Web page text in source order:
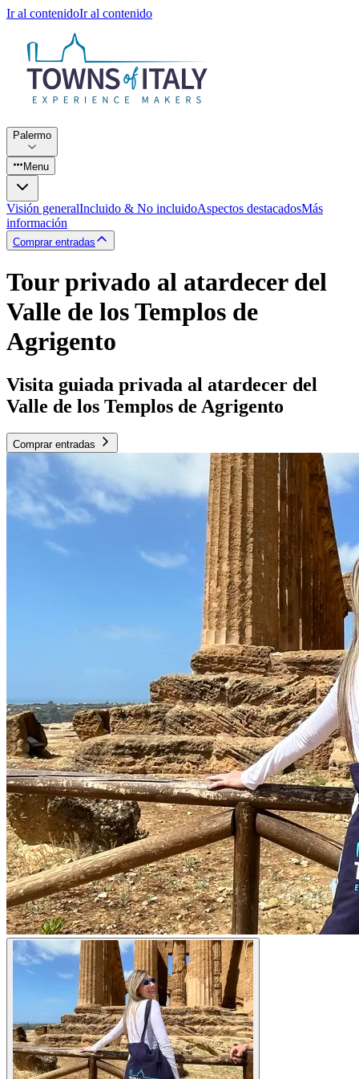
Ir al contenidoIr al contenido
Palermo
Menu
Visión generalIncluido & No incluidoAspectos destacadosMás
información
Comprar entradas
Tour privado al atardecer del
Valle de los Templos de
Agrigento
Visita guiada privada al atardecer del
Valle de los Templos de Agrigento
Comprar entradas